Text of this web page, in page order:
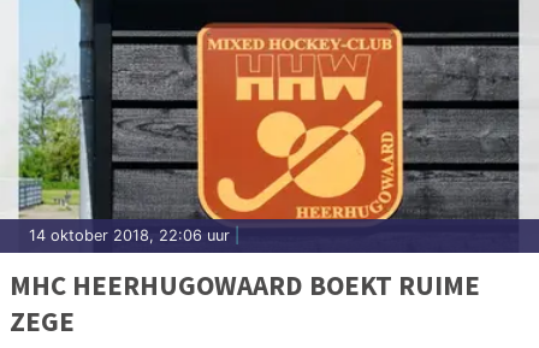
14 oktober 2018, 22:06 uur
MHC HEERHUGOWAARD BOEKT RUIME
ZEGE